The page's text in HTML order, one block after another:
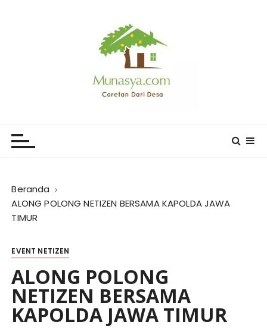
Beranda
ALONG POLONG NETIZEN BERSAMA KAPOLDA JAWA
TIMUR
EVENT NETIZEN
ALONG POLONG
NETIZEN BERSAMA
KAPOLDA JAWA TIMUR